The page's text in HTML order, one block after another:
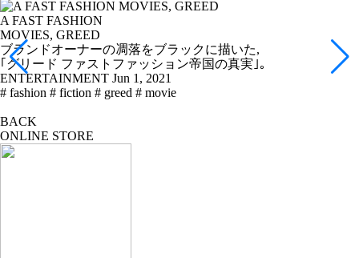
A FAST FASHION
MOVIES, GREED
ブランドオーナーの凋落をブラックに描いた,
｢グリード ファストファッション帝国の真実｣。
ENTERTAINMENT Jun 1, 2021
# fashion # fiction # greed # movie
BACK
ONLINE STORE